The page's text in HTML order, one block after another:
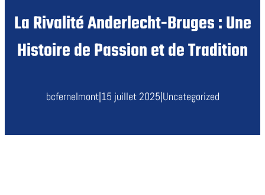
La Rivalité Anderlecht-Bruges : Une
Histoire de Passion et de Tradition
bcfernelmont|15 juillet 2025|Uncategorized